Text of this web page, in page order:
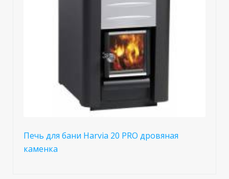
Печь для бани Harvia 20 PRO дровяная
каменка